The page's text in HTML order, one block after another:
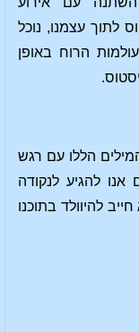
לתוך עצמנו, נוכל
הרוח באופן
הללו עם רגש
אנו להגיע לנקודה
להיוולד בתוכנו